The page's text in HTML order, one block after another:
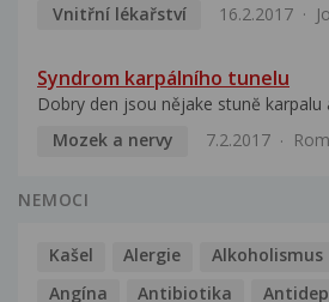
Vnitřní lékařství
16.2.2017
Syndrom karpálního tunelu
Dobry den jsou nějake stunĕ karpalu
Mozek a nervy
7.2.2017
NEMOCI
Kašel Alergie Alkoholismus
Angína
Antibiotika